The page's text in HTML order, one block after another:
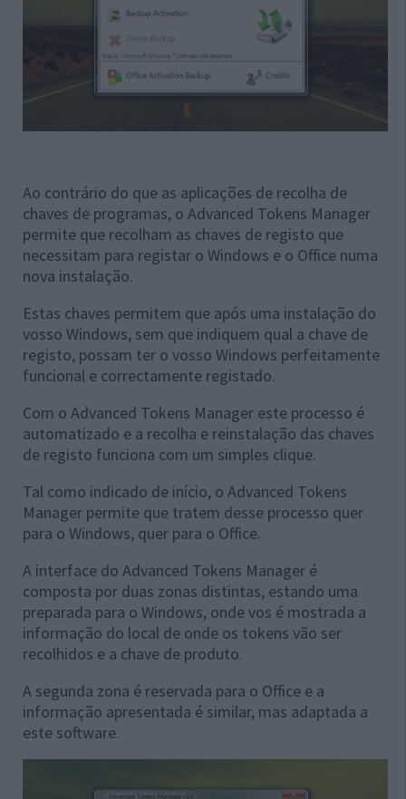
Ao contrário do que as aplicações de recolha de
chaves de programas, o Advanced Tokens Manager
permite que recolham as chaves de registo que
necessitam para registar o Windows e o Office numa
nova instalação.
Estas chaves permitem que após uma instalação do
vosso Windows, sem que indiquem qual a chave de
registo, possam ter o vosso Windows perfeitamente
funcional e correctamente registado.
Com o Advanced Tokens Manager este processo é
automatizado e a recolha e reinstalação das chaves
de registo funciona com um simples clique.
Tal como indicado de início, o Advanced Tokens
Manager permite que tratem desse processo quer
para o Windows, quer para o Office.
A interface do Advanced Tokens Manager é
composta por duas zonas distintas, estando uma
preparada para o Windows, onde vos é mostrada a
informação do local de onde os tokens vão ser
recolhidos e a chave de produto.
A segunda zona é reservada para o Office e a
informação apresentada é similar, mas adaptada a
este software.